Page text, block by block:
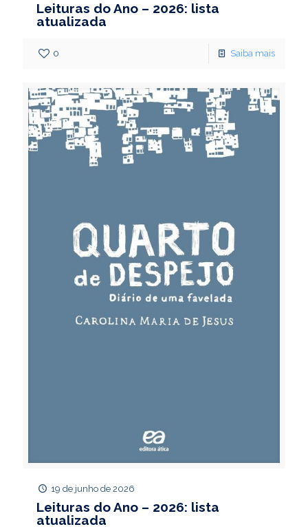
Leituras do Ano – 2026: lista
atualizada
0 Saiba mais
19 de junho de 2026
Leituras do Ano – 2026: lista
atualizada